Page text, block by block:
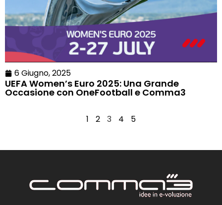
6 Giugno, 2025
UEFA Women’s Euro 2025: Una Grande
Occasione con OneFootball e Comma3
1 2 3 4 5